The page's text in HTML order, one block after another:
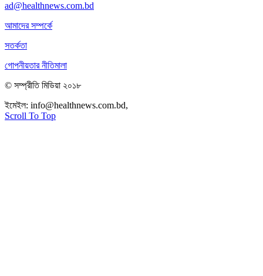
ad@healthnews.com.bd
আমাদের সম্পর্কে
সতর্কতা
গোপনীয়তার নীতিমালা
© সম্প্রীতি মিডিয়া ২০১৮
ইমেইল: info@healthnews.com.bd,
Scroll To Top